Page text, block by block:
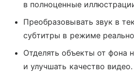
в полноценные
Преобразовывать звук в
субтитры в режиме
Отделять объекты от фона
и улучшать качество видео.